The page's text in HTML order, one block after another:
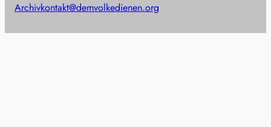
Archivkontakt@demvolkedienen.org